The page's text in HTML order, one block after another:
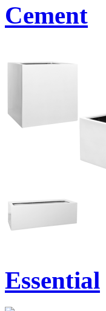
Cement
Essential